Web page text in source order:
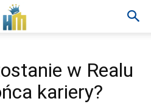
w Realu
kariery?